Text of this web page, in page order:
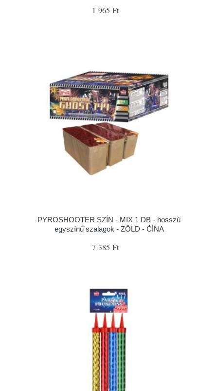
1 965 Ft
PYROSHOOTER SZÍN - MIX 1 DB - hosszú
egyszínű szalagok - ZÖLD - ČÍNA
7 385 Ft